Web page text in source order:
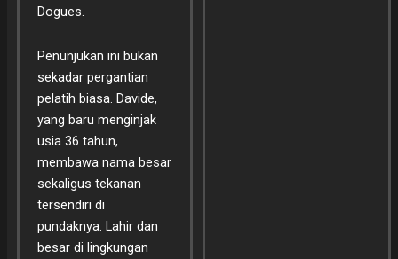
Dogues.
Penunjukan ini bukan
sekadar pergantian
pelatih biasa. Davide,
yang baru menginjak
usia 36 tahun,
membawa nama besar
sekaligus tekanan
tersendiri di
pundaknya. Lahir dan
besar di lingkungan